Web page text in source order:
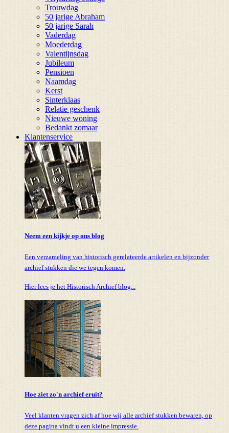
Trouwdag
50 jarige Abraham
50 jarige Sarah
Vaderdag
Moederdag
Valentijnsdag
Jubileum
Pensioen
Naamdag
Kerst
Sinterklaas
Relatie geschenk
Nieuwe woning
Bedankt zomaar
Klantenservice
Neem een kijkje op ons blog
Een verzameling van historisch gerelateerde artikelen en bijzonder
archief stukken die we tegen komen.
Hier lees je het Historisch Archief blog...
Hoe ziet zo'n archief eruit?
Veel klanten vragen zich af hoe wij alle archief stukken bewaren, op
deze pagina vindt u een kleine impressie.